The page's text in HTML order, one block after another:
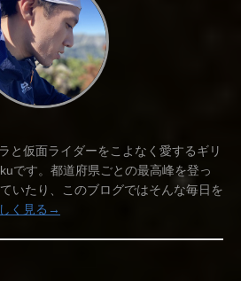
と仮面ライダーをこよなく愛するギリ
です。都道府県ごとの最高峰を登っ
いたり、このブログではそんな毎日を
く見る→